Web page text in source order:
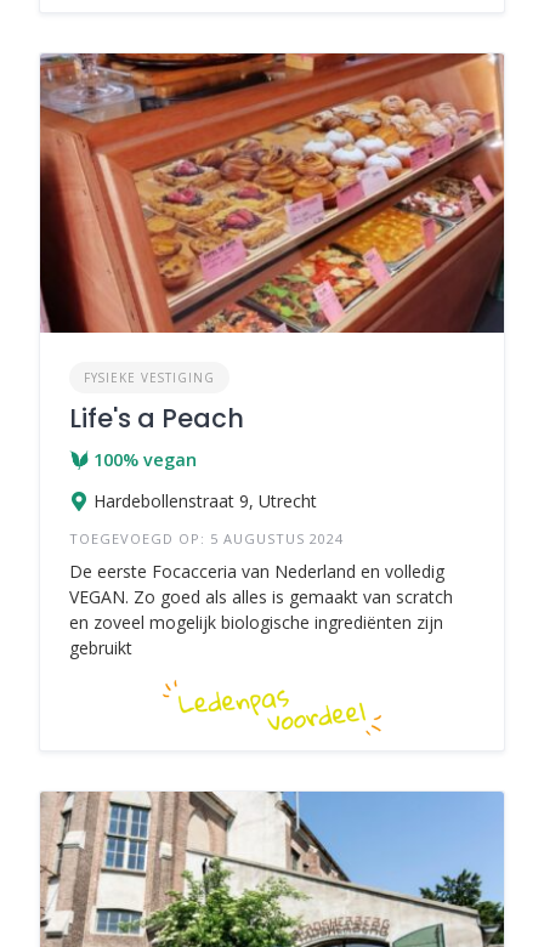
FYSIEKE VESTIGING
Life's a Peach
100% vegan
Hardebollenstraat 9, Utrecht
TOEGEVOEGD OP: 5 AUGUSTUS 2024
De eerste Focacceria van Nederland en volledig
VEGAN. Zo goed als alles is gemaakt van scratch
en zoveel mogelijk biologische ingrediënten zijn
gebruikt